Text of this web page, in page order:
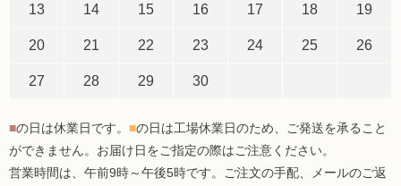
13 14 15 16 17 18 19
20 21 22 23 24 25 26
27 28 29 30
■の日は休業日です。 ■の日は工場休業日のため、ご発送を承ること
ができません。お届け日をご指定の際はご注意ください。
営業時間は、午前9時～午後5時です。ご注文の手配、メールのご返